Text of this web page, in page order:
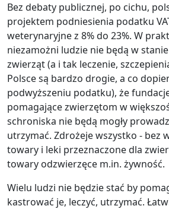
Bez debaty publicznej, po cichu,
projektem podniesienia podatku
weterynaryjne z 8% do 23%. W
niezamożni ludzie nie będą w
zwierząt (a i tak leczenie,
Polsce są bardzo drogie, a co
podwyższeniu podatku), że
pomagające zwierzętom w
schroniska nie będą mogły
utrzymać. Zdrożeje wszystko - bez
towary i leki przeznaczone dla
towary odzwierzęce m.in. żywność.
Wielu ludzi nie będzie stać by
kastrować je, leczyć, utrzymać.